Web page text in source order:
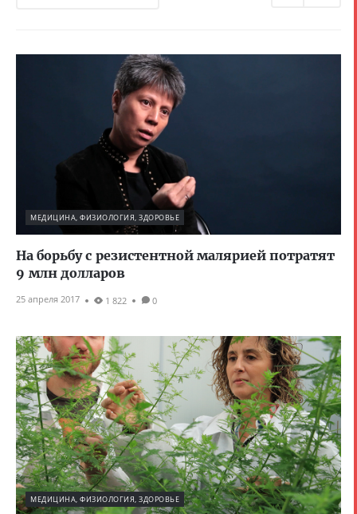
МЕДИЦИНА, ФИЗИОЛОГИЯ, ЗДОРОВЬЕ
На борьбу с резистентной малярией потратят
9 млн долларов
25 апреля 2017 1 822 0
МЕДИЦИНА, ФИЗИОЛОГИЯ, ЗДОРОВЬЕ